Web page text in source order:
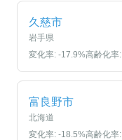
久慈市
岩手県
変化率: -17.9%高齢化率:
富良野市
北海道
変化率: -18.5%高齢化率: